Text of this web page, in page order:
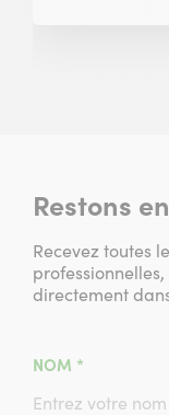
Restons
Recevez toutes
directement
NOM *